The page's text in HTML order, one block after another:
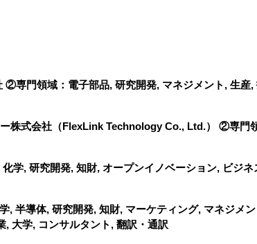
専門領域：電子部品, 研究開発, マネジメント, 生産
株式会社（FlexLink Technology Co., Ltd.） ②専門
学, 研究開発, 知財, オープンイノベーション, ビジ
導体, 研究開発, 知財, マーケティング, マネジメ
, 大学, コンサルタント, 翻訳・通訳